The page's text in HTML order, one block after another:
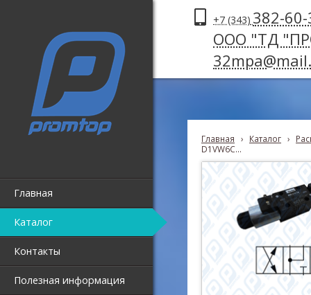
Главная
Каталог
Контакты
Полезная информация
+7 (343) 382-
ООО "ТД
Главная › Каталог ›
D1VW6C...